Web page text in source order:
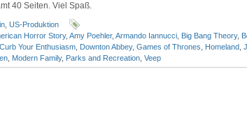
40 Seiten. Viel Spaß.
US-Produktion
Horror Story, Amy Poehler, Armando Iannucci Big Bang Theory,
Curb Your Enthusiasm Downton Abbey, Games of Thrones Homeland
Modern Family, Parks and Recreation Veep